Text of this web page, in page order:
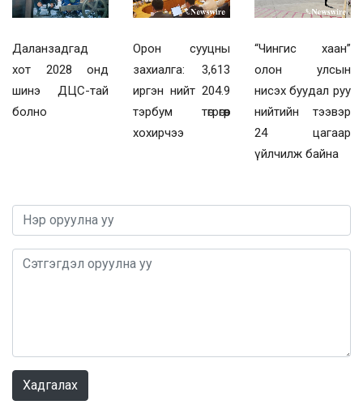
Даланзадгад
хот 2028 онд
шинэ ДЦС-тай
болно
Орон сууцны
захиалга: 3,613
иргэн нийт 204.9
тэрбум төгрөгөөр
хохирчээ
“Чингис хаан”
олон улсын
нисэх буудал руу
нийтийн тээвэр
24 цагаар
үйлчилж байна
Хадгалах